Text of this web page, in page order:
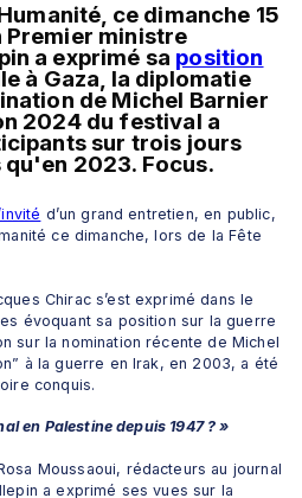
ce dimanche 15
Premier ministre
a exprimé sa position
à Gaza, la diplomatie
de Michel Barnier
2024 du festival a
sur trois jours
2023. Focus.
d’un grand entretien, en public,
ce dimanche, lors de la Fête
Chirac s’est exprimé dans le
évoquant sa position sur la guerre
sur la nomination récente de Michel
à la guerre en Irak, en 2003, a été
conquis.
en Palestine depuis 1947 ? »
Moussaoui, rédacteurs au journal
a exprimé ses vues sur la